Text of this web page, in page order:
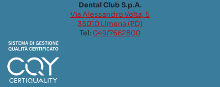
Dental Club S.p.A.
Via Alessandro Volta, 5
35010 Limena (PD)
Tel: 049/7662800